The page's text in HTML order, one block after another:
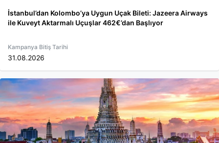
İstanbul’dan Kolombo’ya Uygun Uçak Bileti: Jazeera Airways
ile Kuveyt Aktarmalı Uçuşlar 462€’dan Başlıyor
Kampanya Bitiş Tarihi
31.08.2026